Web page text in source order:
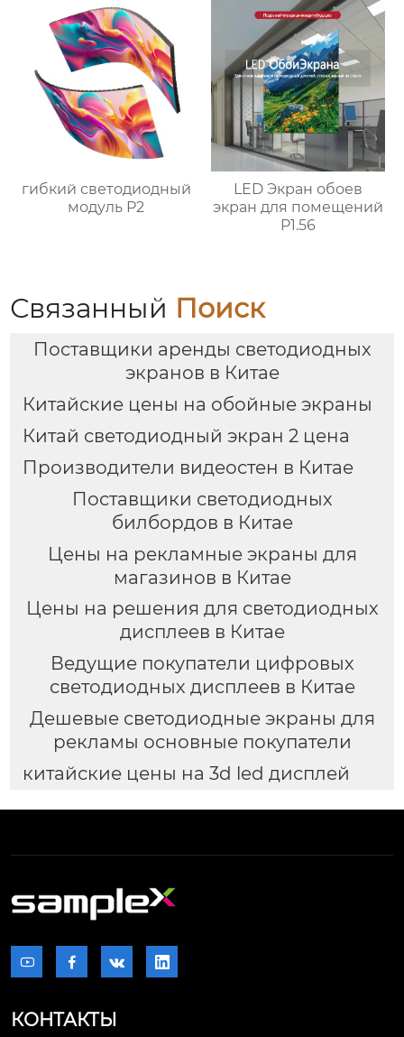
гибкий светодиодный
модуль P2
LED Экран обоев
экран для помещений
P1.56
Связанный Поиск
Поставщики аренды светодиодных
экранов в Китае
Китайские цены на обойные экраны
Китай светодиодный экран 2 цена
Производители видеостен в Китае
Поставщики светодиодных
билбордов в Китае
Цены на рекламные экраны для
магазинов в Китае
Цены на решения для светодиодных
дисплеев в Китае
Ведущие покупатели цифровых
светодиодных дисплеев в Китае
Дешевые светодиодные экраны для
рекламы основные покупатели
китайские цены на 3d led дисплей
   
КОНТАКТЫ